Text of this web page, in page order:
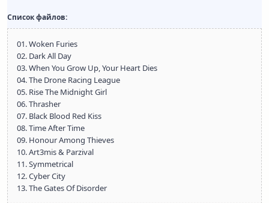
Список файлов:
01. Woken Furies
02. Dark All Day
03. When You Grow Up, Your Heart Dies
04. The Drone Racing League
05. Rise The Midnight Girl
06. Thrasher
07. Black Blood Red Kiss
08. Time After Time
09. Honour Among Thieves
10. Art3mis & Parzival
11. Symmetrical
12. Cyber City
13. The Gates Of Disorder